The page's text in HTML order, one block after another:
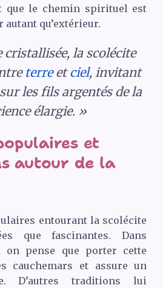
que le chemin spirituel est
qu’extérieur.
cristallisée, la scolécite
terreetciel, invitant
les fils argentés de la
élargie. »
et
autour de la
entourant la scolécite
que fascinantes. Dans
on pense que porter cette
cauchemars et assure un
D’autres traditions lui